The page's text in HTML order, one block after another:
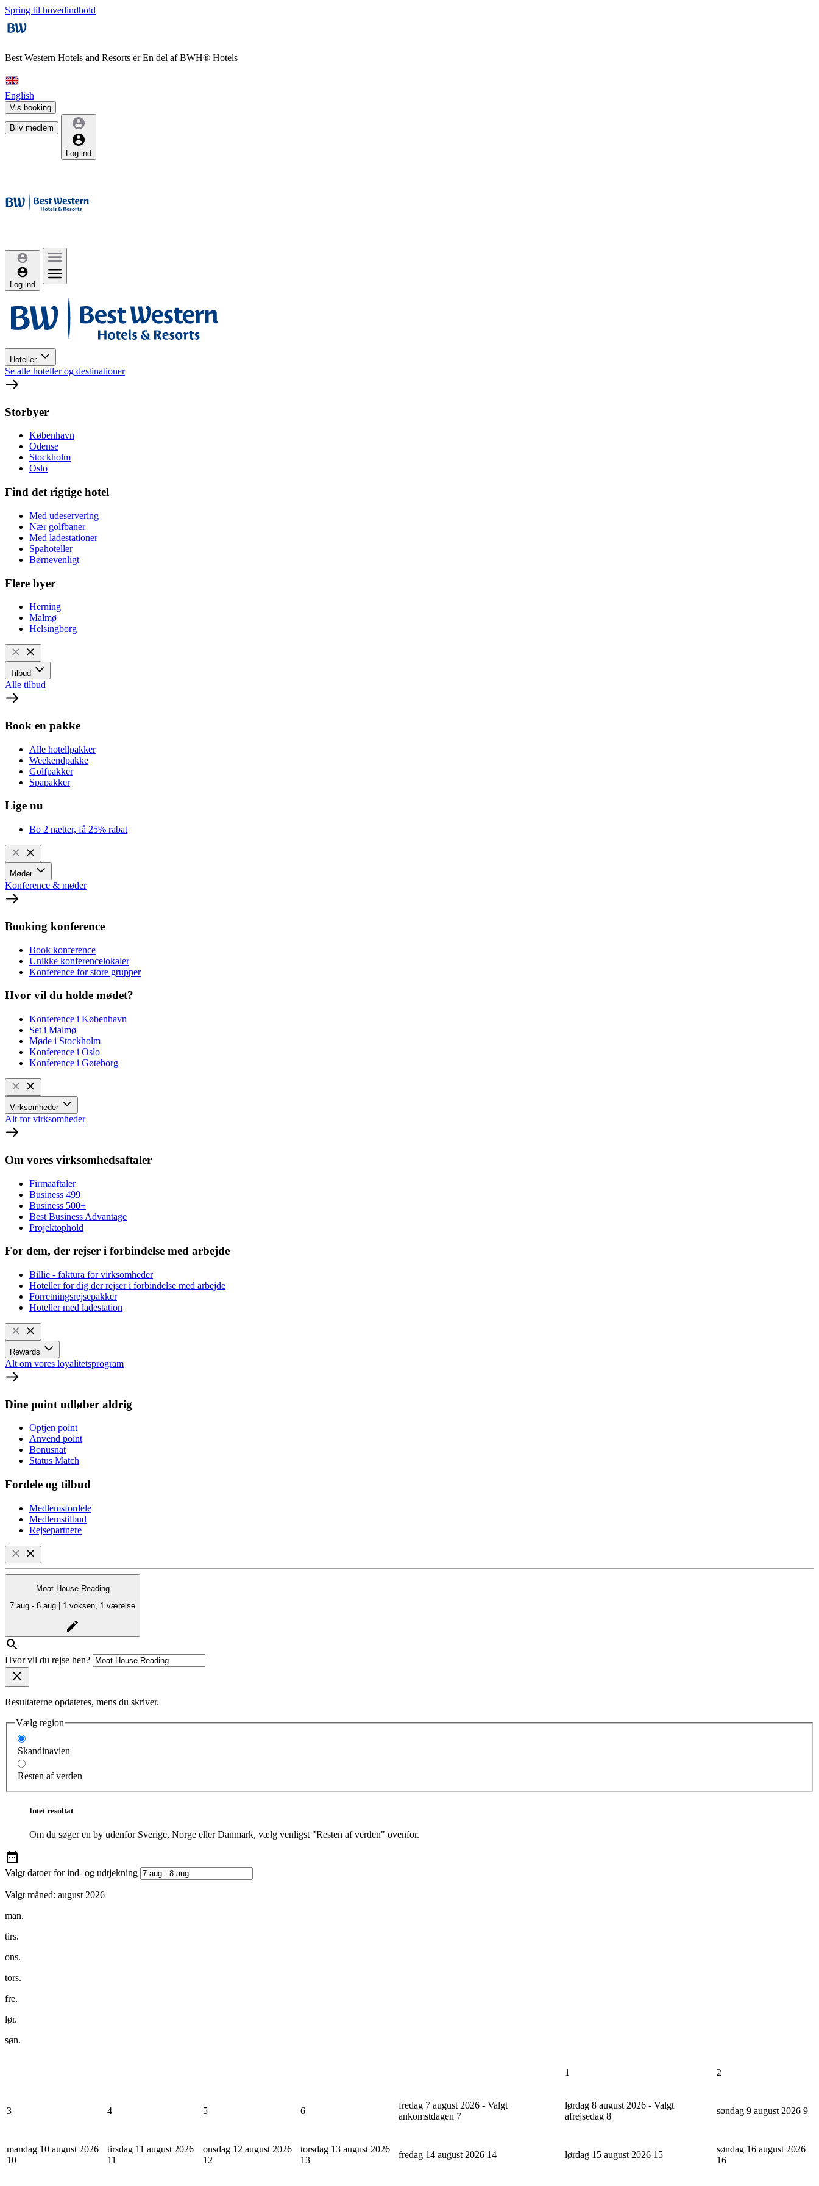
Spring til hovedindhold
Best Western Hotels and Resorts erEn del af BWH® Hotels
English
Vis booking
Bliv medlem
Log ind
Log ind
Hoteller
Se alle hoteller og destinationer
Storbyer
København
Odense
Stockholm
Oslo
Find det rigtige hotel
Med udeservering
Nær golfbaner
Med ladestationer
Spahoteller
Børnevenligt
Flere byer
Herning
Malmø
Helsingborg
Tilbud
Alle tilbud
Book en pakke
Alle hotellpakker
Weekendpakke
Golfpakker
Spapakker
Lige nu
Bo 2 nætter, få 25% rabat
Møder
Konference & møder
Booking konference
Book konference
Unikke konferencelokaler
Konference for store grupper
Hvor vil du holde mødet?
Konference i København
Set i Malmø
Møde i Stockholm
Konference i Oslo
Konference i Gøteborg
Virksomheder
Alt for virksomheder
Om vores virksomhedsaftaler
Firmaaftaler
Business 499
Business 500+
Best Business Advantage
Projektophold
For dem, der rejser i forbindelse med arbejde
Billie - faktura for virksomheder
Hoteller for dig der rejser i forbindelse med arbejde
Forretningsrejsepakker
Hoteller med ladestation
Rewards
Alt om vores loyalitetsprogram
Dine point udløber aldrig
Optjen point
Anvend point
Bonusnat
Status Match
Fordele og tilbud
Medlemsfordele
Medlemstilbud
Rejsepartnere
Moat House Reading
7 aug - 8 aug | 1 voksen, 1 værelse
Hvor vil du rejse hen?
Resultaterne opdateres, mens du skriver.
Vælg region
Skandinavien
Resten af verden
Intet resultat
Om du søger en by udenfor Sverige, Norge eller Danmark, vælg venligst "Resten af verden" ovenfor.
Valgt datoer for ind- og udtjekning
Valgt måned: august 2026
man.
tirs.
ons.
tors.
fre.
lør.
søn.
1 2
3 4 5 6
fredag 7 august 2026 - Valgt
ankomstdagen 7
lørdag 8 august 2026 - Valgt
afrejsedag 8
søndag 9 august 2026 9
mandag 10 august 2026
10
tirsdag 11 august 2026
11
onsdag 12 august 2026
12
torsdag 13 august 2026
13
fredag 14 august 2026 14 lørdag 15 august 2026 15
søndag 16 august 2026
16